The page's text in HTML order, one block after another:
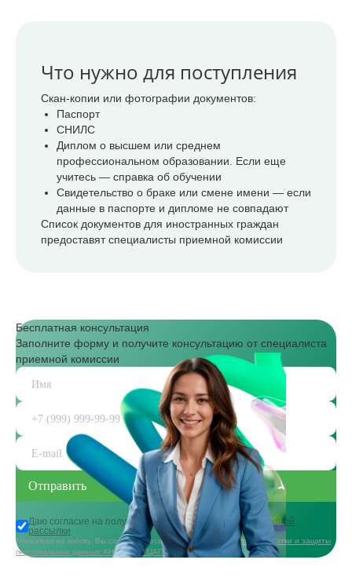
Что нужно для поступления
Скан-копии или фотографии документов:
Паспорт
СНИЛС
Диплом о высшем или среднем
профессиональном образовании. Если еще
учитесь — справка об обучении
Свидетельство о браке или смене имени — если
данные в паспорте и дипломе не совпадают
Список документов для иностранных граждан
предоставят специалисты приемной комиссии
Бесплатная консультация
Заполните форму и получите консультацию от специалиста
приемной комиссии
Даю согласие на получениеинформационной и рекламной
рассылки
*Нажимая на кнопку, Вы соглашаетесь сполитикой в области обработки и защиты
персональных данных АНО ДПО «ЦАППКК»